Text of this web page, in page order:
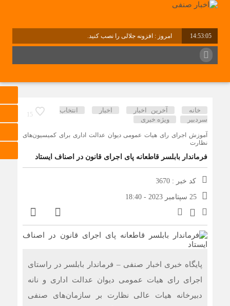
14:53:05 امروز : افزونه جلالی را نصب کنید.
15
خانه آخرین اخبار اخبار
انتخاب
سردبیر
ویژه خبری
آموزش اجرای رای هیات عمومی دیوان عدالت اداری برای کمیسیون‌های
نظارت
فرماندار بابلسر قاطعانه پای اجرای قانون در اصناف ایستاد
کد خبر : 3670
25 سپتامبر 2023 - 18:40
پایگاه خبری اخبار صنفی – فرماندار بابلسر در راستای
اجرای رای هیات عمومی دیوان عدالت اداری و نانه
دبیرخانه هیات عالی نظارت بر سازمان‌های صنفی